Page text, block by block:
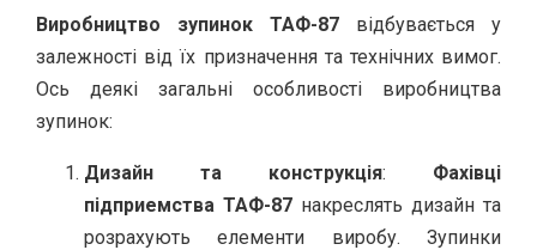
Виробництво зупинок ТАФ-87 відбувається у
залежності від їх призначення та технічних вимог.
Ось деякі загальні особливості виробництва
зупинок:
Дизайн та конструкція: Фахівці
підприемства ТАФ-87 накреслять дизайн та
розрахують елементи виробу. Зупинки